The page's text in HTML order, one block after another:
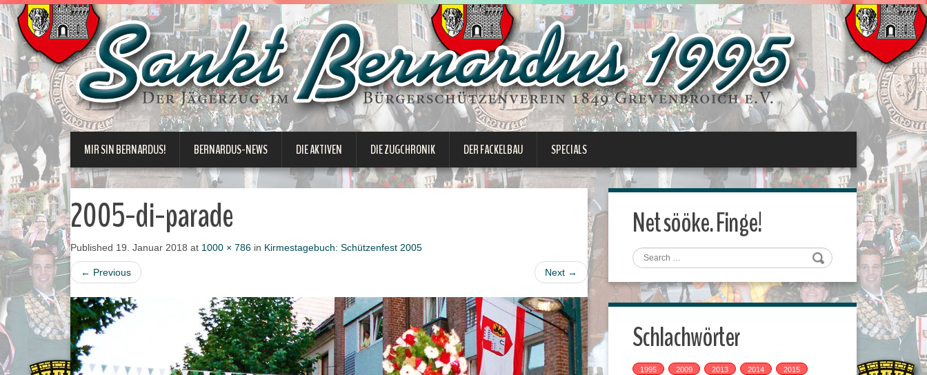
MIR SIN BERNARDUS! BERNARDUS-NEWS DIE AKTIVEN DIE ZUGCHRONIK DER FACKELBAU SPECIALS
2005-di-parade
Published 19. Januar 2018 at 1000 × 786 in Kirmestagebuch: Schützenfest 2005
← Previous Next →
Net sööke. Finge!
Search
Schlachwörter
1995 2009 2013 2014
2015